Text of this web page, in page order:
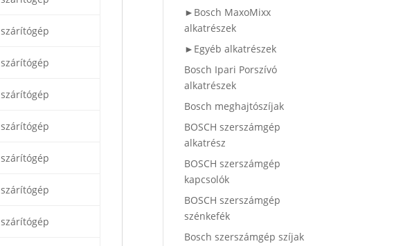
szárítógép
szárítógép
szárítógép
szárítógép
szárítógép
szárítógép
szárítógép
►Bosch MaxoMixx
alkatrészek
►Egyéb alkatrészek
Bosch Ipari Porszívó
alkatrészek
Bosch meghajtószíjak
BOSCH szerszámgép
alkatrész
BOSCH szerszámgép
kapcsolók
BOSCH szerszámgép
szénkefék
Bosch szerszámgép szíjak